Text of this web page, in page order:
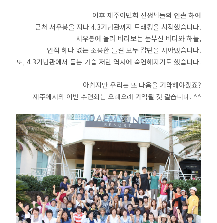
이후 제주여민회 선생님들의 인솔 하에
근처 서우봉을 지나 4.3기념관까지 트래킹을 시작했습니다.
서우봉에 올라 바라보는 눈부신 바다와 하늘,
인적 하나 없는 조용한 들길 모두 감탄을 자아냈습니다.
또, 4.3기념관에서 듣는 가슴 저린 역사에 숙연해지기도 했습니다.
아쉽지만 우리는 또 다음을 기약해야겠죠?
제주에서의 이번 수련회는 오래오래 기억될 것 같습니다. ^^